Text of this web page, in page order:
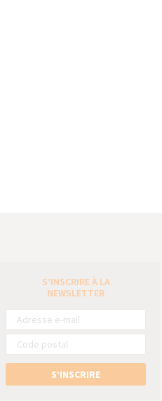
S’INSCRIRE À LA
NEWSLETTER
S’INSCRIRE